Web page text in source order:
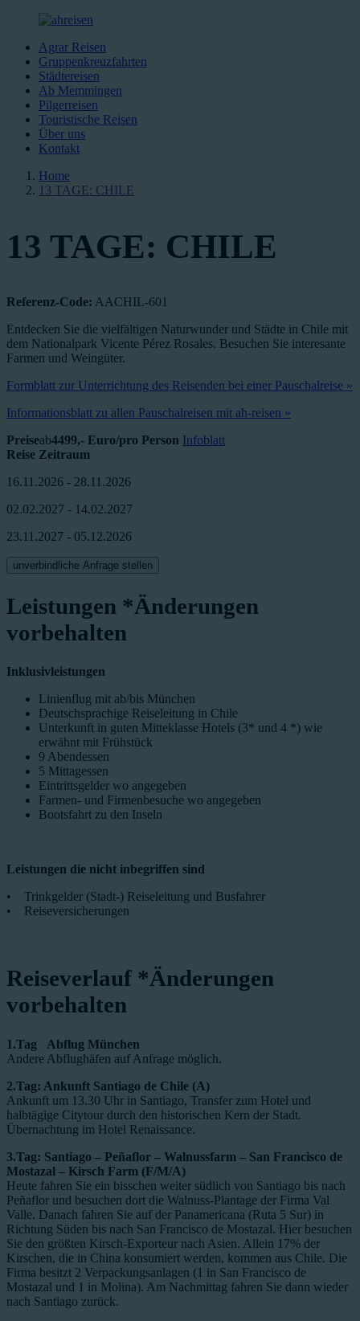
Agrar Reisen
Gruppenkreuzfahrten
Städtereisen
Ab Memmingen
Pilgerreisen
Touristische Reisen
Über uns
Kontakt
Home
13 TAGE: CHILE
13 TAGE: CHILE
Referenz-Code: AACHIL-601
Entdecken Sie die vielfältigen Naturwunder und Städte in Chile mit
dem Nationalpark Vicente Pérez Rosales. Besuchen Sie interesante
Farmen und Weingüter.
Formblatt zur Unterrichtung des Reisenden bei einer Pauschalreise »
Informationsblatt zu allen Pauschalreisen mit ah-reisen »
Preiseab4499,- Euro/pro Person Infoblatt
Reise Zeitraum
16.11.2026 - 28.11.2026
02.02.2027 - 14.02.2027
23.11.2027 - 05.12.2026
unverbindliche Anfrage stellen
Leistungen *Änderungen
vorbehalten
Inklusivleistungen
Linienflug mit ab/bis München
Deutschsprachige Reiseleitung in Chile
Unterkunft in guten Mitteklasse Hotels (3* und 4 *) wie
erwähnt mit Frühstück
9 Abendessen
5 Mittagessen
Eintrittsgelder wo angegeben
Farmen- und Firmenbesuche wo angegeben
Bootsfahrt zu den Inseln
Leistungen die nicht inbegriffen sind
• Trinkgelder (Stadt-) Reiseleitung und Busfahrer
• Reiseversicherungen
Reiseverlauf *Änderungen
vorbehalten
1.Tag Abflug München
Andere Abflughäfen auf Anfrage möglich.
2.Tag: Ankunft Santiago de Chile (A)
Ankunft um 13.30 Uhr in Santiago, Transfer zum Hotel und
halbtägige Citytour durch den historischen Kern der Stadt.
Übernachtung im Hotel Renaissance.
3.Tag: Santiago – Peñaflor – Walnussfarm – San Francisco de
Mostazal – Kirsch Farm (F/M/A)
Heute fahren Sie ein bisschen weiter südlich von Santiago bis nach
Peñaflor und besuchen dort die Walnuss-Plantage der Firma Val
Valle. Danach fahren Sie auf der Panamericana (Ruta 5 Sur) in
Richtung Süden bis nach San Francisco de Mostazal. Hier besuchen
Sie den größten Kirsch-Exporteur nach Asien. Allein 17% der
Kirschen, die in China konsumiert werden, kommen aus Chile. Die
Firma besitzt 2 Verpackungsanlagen (1 in San Francisco de
Mostazal und 1 in Molina). Am Nachmittag fahren Sie dann wieder
nach Santiago zurück.